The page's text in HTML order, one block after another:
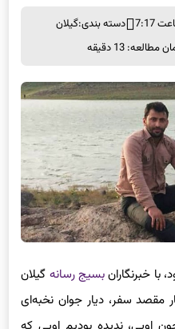
دسته بندی:گیلان
مطالعه: 13 دقیقه
با خبرنگارانبسیج رسانه گیلان
مقصد سفر، دیار جوان نخبه‌ای